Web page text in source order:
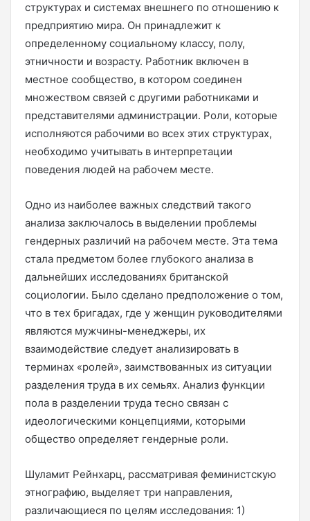
структурах и системах внешнего по отношению к
предприятию мира. Он принадлежит к
определенному социальному классу, полу,
этничности и возрасту. Работник включен в
местное сообщество, в котором соединен
множеством связей с другими работниками и
представителями администрации. Роли, которые
исполняются рабочими во всех этих структурах,
необходимо учитывать в интерпретации
поведения людей на рабочем месте.
Одно из наиболее важных следствий такого
анализа заключалось в выделении проблемы
гендерных различий на рабочем месте. Эта тема
стала предметом более глубокого анализа в
дальнейших исследованиях британской
социологии. Было сделано предположение о том,
что в тех бригадах, где у женщин руководителями
являются мужчины-менеджеры, их
взаимодействие следует анализировать в
терминах «ролей», заимствованных из ситуации
разделения труда в их семьях. Анализ функции
пола в разделении труда тесно связан с
идеологическими концепциями, которыми
общество определяет гендерные роли.
Шуламит Рейнхарц, рассматривая феминистскую
этнографию, выделяет три направления,
различающиеся по целям исследования: 1)